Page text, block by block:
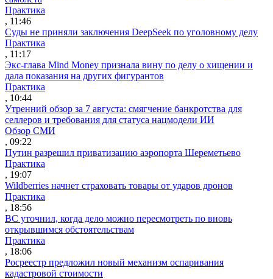
Практика
, 11:46
Суды не приняли заключения DeepSeek по уголовному делу
Практика
, 11:17
Экс-глава Mind Money признала вину по делу о хищении и
дала показания на других фигурантов
Практика
, 10:44
Утренний обзор за 7 августа: смягчение банкротства для
селлеров и требования для статуса нацмодели ИИ
Обзор СМИ
, 09:22
Путин разрешил приватизацию аэропорта Шереметьево
Практика
, 19:07
Wildberries начнет страховать товары от ударов дронов
Практика
, 18:56
ВС уточнил, когда дело можно пересмотреть по вновь
открывшимся обстоятельствам
Практика
, 18:06
Росреестр предложил новый механизм оспаривания
кадастровой стоимости